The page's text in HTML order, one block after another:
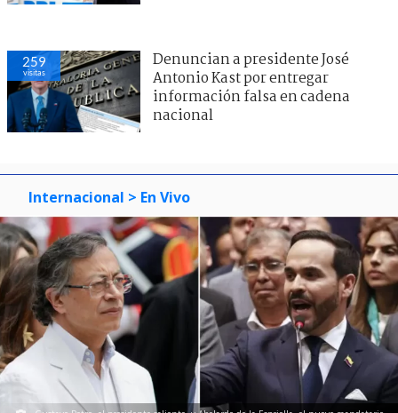
259
visitas
Denuncian a presidente José
Antonio Kast por entregar
información falsa en cadena
nacional
Internacional > En Vivo